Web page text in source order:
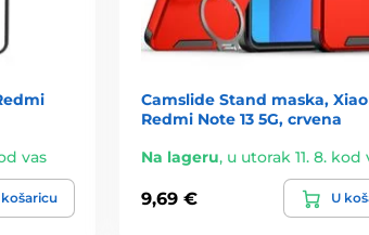
vas
košaricu
Camslide Stand maska,
Redmi Note 13 5G, crvena
Na lageru, u utorak 11. 8. kod
9,69 € U